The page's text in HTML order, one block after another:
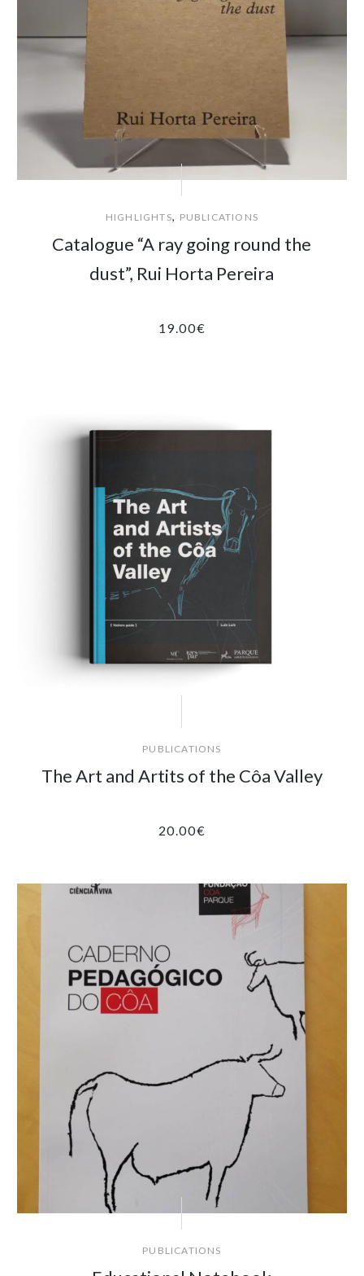
HIGHLIGHTS, PUBLICATIONS
Catalogue “A ray going round the
dust”, Rui Horta Pereira
19.00€
PUBLICATIONS
The Art and Artits of the Côa Valley
20.00€
PUBLICATIONS